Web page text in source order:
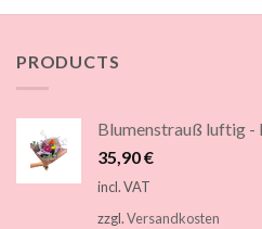
PRODUCTS
Blumenstrauß luftig -
35,90€
incl. VAT
zzgl.Versandkosten